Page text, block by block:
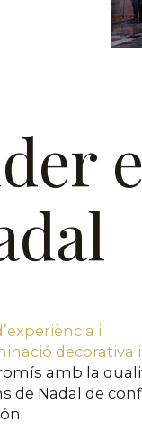
i
decorativa i
amb la
de Nadal de